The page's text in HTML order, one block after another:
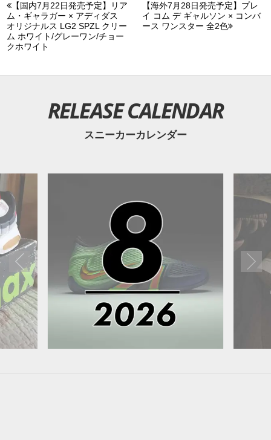
【国内7月22日発売予定】リア
ム・ギャラガー × アディダス
オリジナルス LG2 SPZL クリー
ム ホワイト/グレーワン/チョー
クホワイト
【海外7月28日発売予定】プレ
イ コム デ ギャルソン × コンバ
ース ワンスター 全2色
RELEASE CALENDAR
スニーカーカレンダー